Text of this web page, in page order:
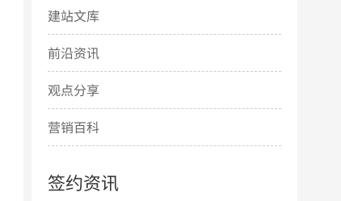
建站文库
前沿资讯
观点分享
营销百科
签约资讯